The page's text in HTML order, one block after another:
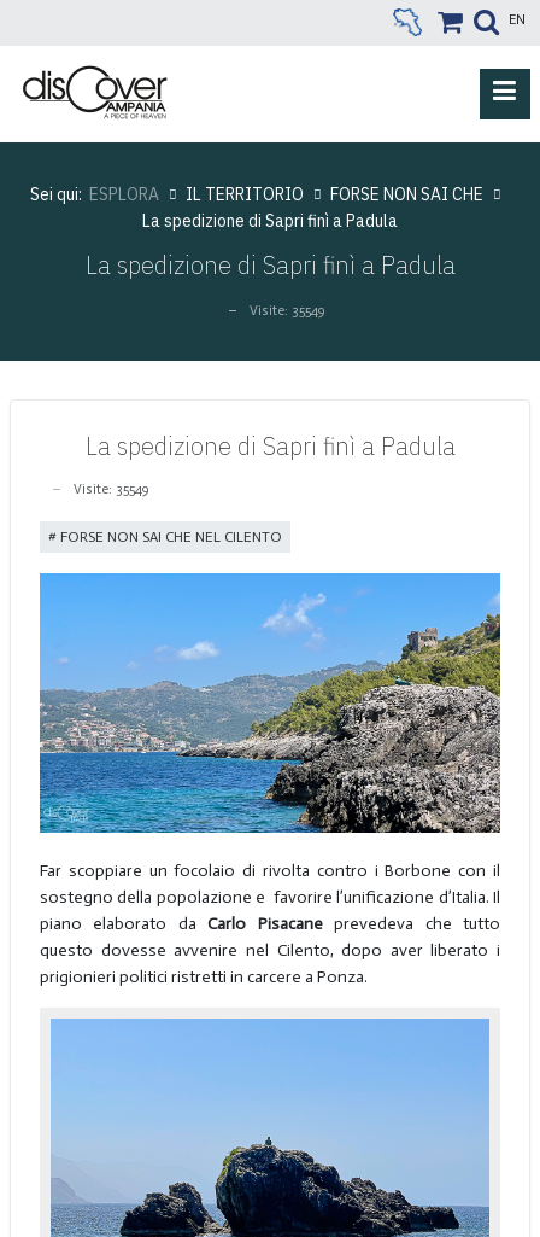
EN
Sei qui: ESPLORA IL TERRITORIO
FORSE NON SAI CHE
La spedizione di Sapri finì a Padula
La spedizione di Sapri finì a Padula
Visite: 35549
La spedizione di Sapri finì a Padula
Visite: 35549
FORSE NON SAI CHE NEL CILENTO
Far scoppiare un focolaio di rivolta contro i Borbone con il
sostegno della popolazione e favorire l’unificazione d’Italia. Il
piano elaborato daCarlo Pisacaneprevedeva che tutto
questo dovesse avvenire nel Cilento, dopo aver liberato i
prigionieri politici ristretti in carcere a Ponza.